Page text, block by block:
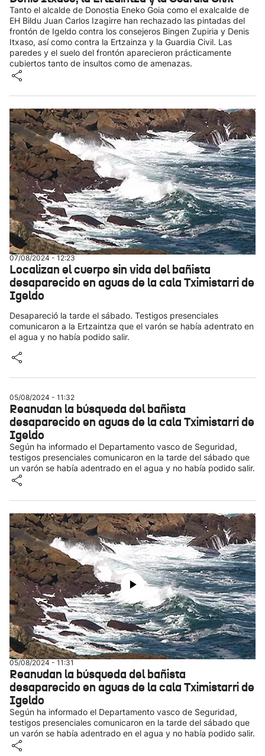
Tanto el alcalde de Donostia Eneko Goia como el exalcalde de
EH Bildu Juan Carlos Izagirre han rechazado las pintadas del
frontón de Igeldo contra los consejeros Bingen Zupiria y Denis
Itxaso, así como contra la Ertzainza y la Guardia Civil. Las
paredes y el suelo del frontón aparecieron prácticamente
cubiertos tanto de insultos como de amenazas.
07/08/2024 - 12:23
Localizan el cuerpo sin vida del bañista
desaparecido en aguas de la cala Tximistarri de
Igeldo
Desapareció la tarde el sábado. Testigos presenciales
comunicaron a la Ertzaintza que el varón se había adentrato en
el agua y no había podido salir.
05/08/2024 - 11:32
Reanudan la búsqueda del bañista
desaparecido en aguas de la cala Tximistarri de
Igeldo
Según ha informado el Departamento vasco de Seguridad,
testigos presenciales comunicaron en la tarde del sábado que
un varón se había adentrado en el agua y no había podido salir.
05/08/2024 - 11:31
Reanudan la búsqueda del bañista
desaparecido en aguas de la cala Tximistarri de
Igeldo
Según ha informado el Departamento vasco de Seguridad,
testigos presenciales comunicaron en la tarde del sábado que
un varón se había adentrado en el agua y no había podido salir.